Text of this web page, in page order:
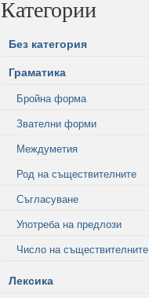
Категории
Без категория
Граматика
Бройна форма
Звателни форми
Междуметия
Род на съществителните
Съгласуване
Употреба на предлози
Число на съществителните
Лексика